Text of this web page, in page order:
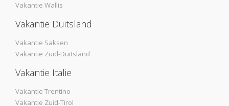
Vakantie Wallis
Vakantie Duitsland
Vakantie Saksen
Vakantie Zuid-Duitsland
Vakantie Italie
Vakantie Trentino
Vakantie Zuid-Tirol